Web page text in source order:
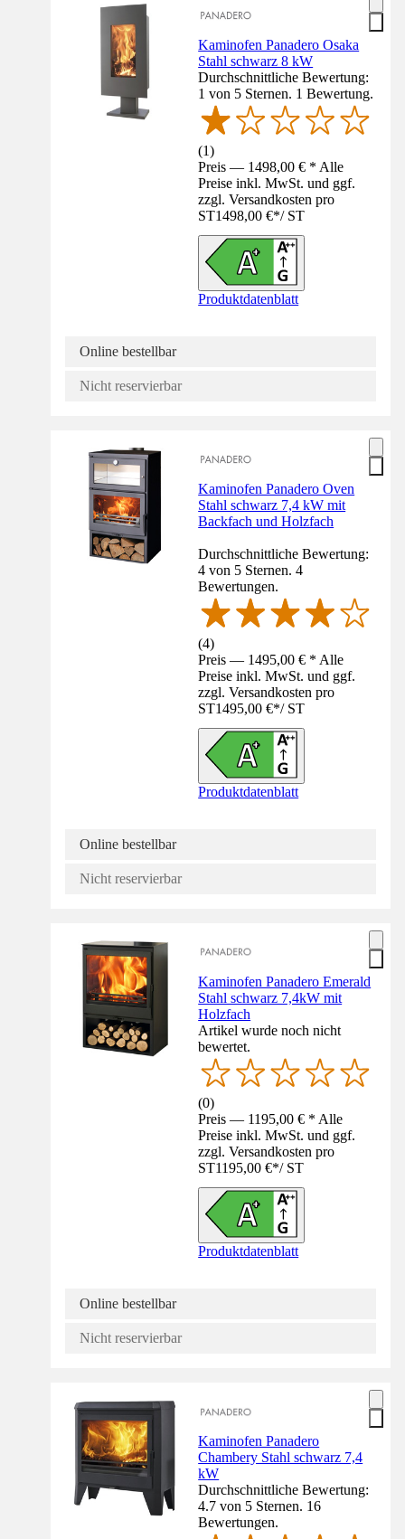
Kaminofen Panadero Osaka
Stahl schwarz 8 kW
Durchschnittliche Bewertung:
1 von 5 Sternen. 1 Bewertung.
(1)
Preis — 1498,00 € * Alle
Preise inkl. MwSt. und ggf.
zzgl. Versandkosten pro
ST1498,00 €*/ ST
Produktdatenblatt
Online bestellbar
Nicht reservierbar
Kaminofen Panadero Oven
Stahl schwarz 7,4 kW mit
Backfach und Holzfach
Durchschnittliche Bewertung:
4 von 5 Sternen. 4
Bewertungen.
(4)
Preis — 1495,00 € * Alle
Preise inkl. MwSt. und ggf.
zzgl. Versandkosten pro
ST1495,00 €*/ ST
Produktdatenblatt
Online bestellbar
Nicht reservierbar
Kaminofen Panadero Emerald
Stahl schwarz 7,4kW mit
Holzfach
Artikel wurde noch nicht
bewertet.
(0)
Preis — 1195,00 € * Alle
Preise inkl. MwSt. und ggf.
zzgl. Versandkosten pro
ST1195,00 €*/ ST
Produktdatenblatt
Online bestellbar
Nicht reservierbar
Kaminofen Panadero
Chambery Stahl schwarz 7,4
kW
Durchschnittliche Bewertung:
4.7 von 5 Sternen. 16
Bewertungen.